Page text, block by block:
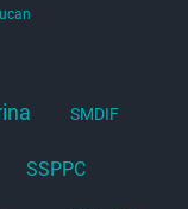
SMDIF
SSPPC